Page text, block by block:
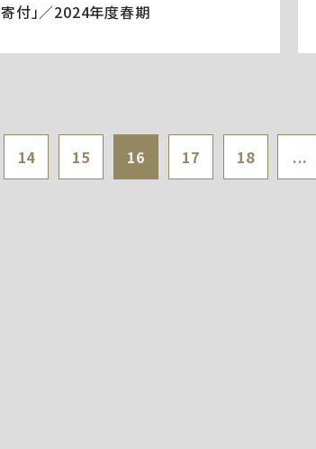
寄付」／2024年度春期
14 15 16 17 18 ...